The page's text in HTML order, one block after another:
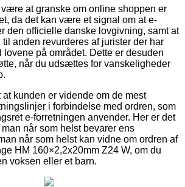
at granske om online shoppen er
da det kan være et signal om at e-
den officielle danske lovgivning, samt at
anden revurderes af jurister der har
lovene på området. Dette er desuden
når du udsættes for vanskeligheder
at kunden er vidende om de mest
i forbindelse med ordren, som
e-forretningen anvender. Her er det
når som helst bevarer ens
når som helst kan vidne om ordren af
HM 160×2,2x20mm Z24 W, om du
voksen eller et barn.